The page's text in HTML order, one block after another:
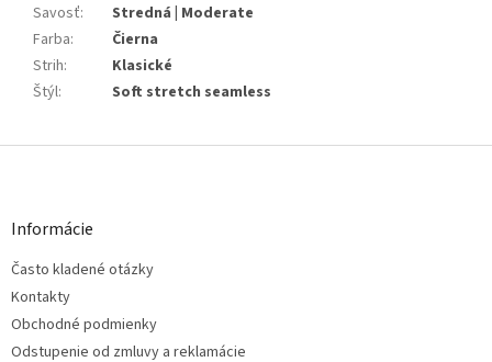
Savosť:
Stredná | Moderate
Farba:
Čierna
Strih:
Klasické
Štýl: Soft stretch seamless
Z
Informácie
Často kladené otázky
Kontakty
Obchodné podmienky
Odstupenie od zmluvy a reklamácie